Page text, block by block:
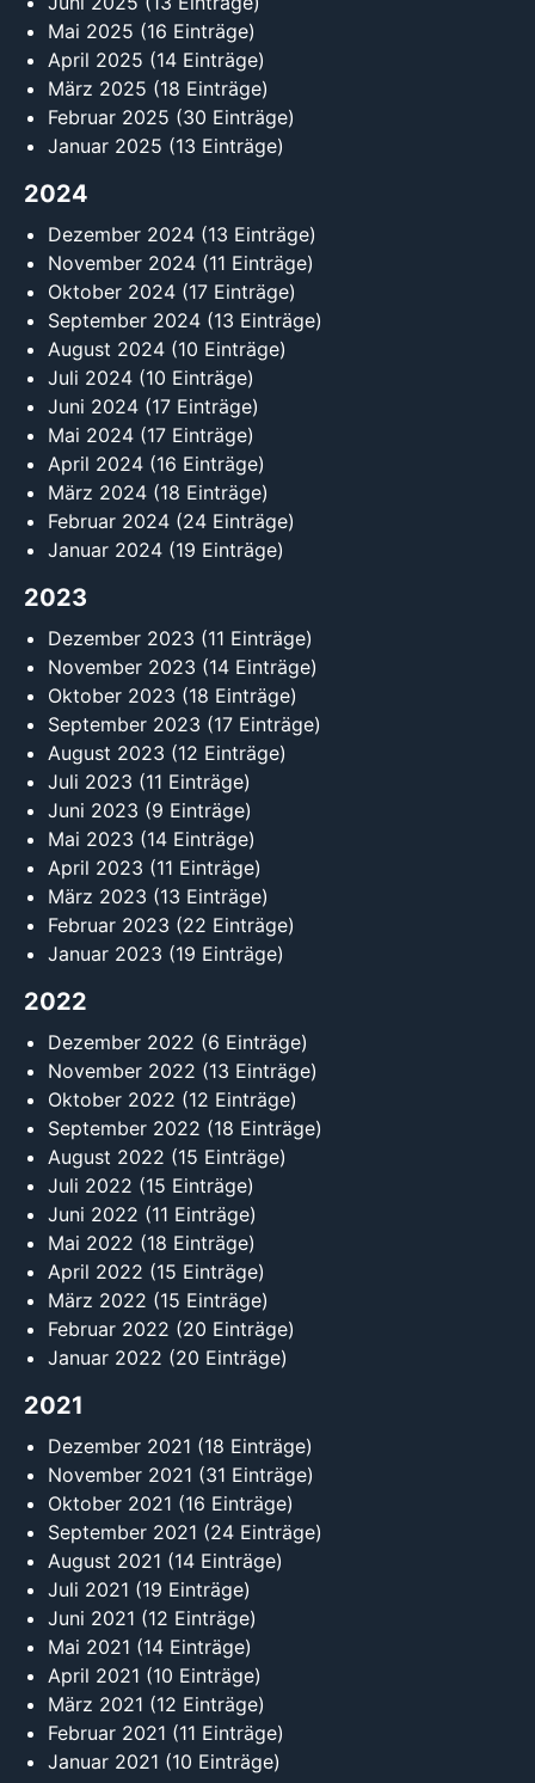
Mai 2025 (16 Einträge)
April 2025 (14 Einträge)
März 2025 (18 Einträge)
Februar 2025 (30 Einträge)
Januar 2025 (13 Einträge)
2024
Dezember 2024 (13 Einträge)
November 2024 (11 Einträge)
Oktober 2024 (17 Einträge)
September 2024 (13 Einträge)
August 2024 (10 Einträge)
Juli 2024 (10 Einträge)
Juni 2024 (17 Einträge)
Mai 2024 (17 Einträge)
April 2024 (16 Einträge)
März 2024 (18 Einträge)
Februar 2024 (24 Einträge)
Januar 2024 (19 Einträge)
2023
Dezember 2023 (11 Einträge)
November 2023 (14 Einträge)
Oktober 2023 (18 Einträge)
September 2023 (17 Einträge)
August 2023 (12 Einträge)
Juli 2023 (11 Einträge)
Juni 2023 (9 Einträge)
Mai 2023 (14 Einträge)
April 2023 (11 Einträge)
März 2023 (13 Einträge)
Februar 2023 (22 Einträge)
Januar 2023 (19 Einträge)
2022
Dezember 2022 (6 Einträge)
November 2022 (13 Einträge)
Oktober 2022 (12 Einträge)
September 2022 (18 Einträge)
August 2022 (15 Einträge)
Juli 2022 (15 Einträge)
Juni 2022 (11 Einträge)
Mai 2022 (18 Einträge)
April 2022 (15 Einträge)
März 2022 (15 Einträge)
Februar 2022 (20 Einträge)
Januar 2022 (20 Einträge)
2021
Dezember 2021 (18 Einträge)
November 2021 (31 Einträge)
Oktober 2021 (16 Einträge)
September 2021 (24 Einträge)
August 2021 (14 Einträge)
Juli 2021 (19 Einträge)
Juni 2021 (12 Einträge)
Mai 2021 (14 Einträge)
April 2021 (10 Einträge)
März 2021 (12 Einträge)
Februar 2021 (11 Einträge)
Januar 2021 (10 Einträge)